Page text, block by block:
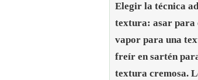
Elegir la técnica
textura: asar para
vapor para una
freír en sartén
textura cremosa.